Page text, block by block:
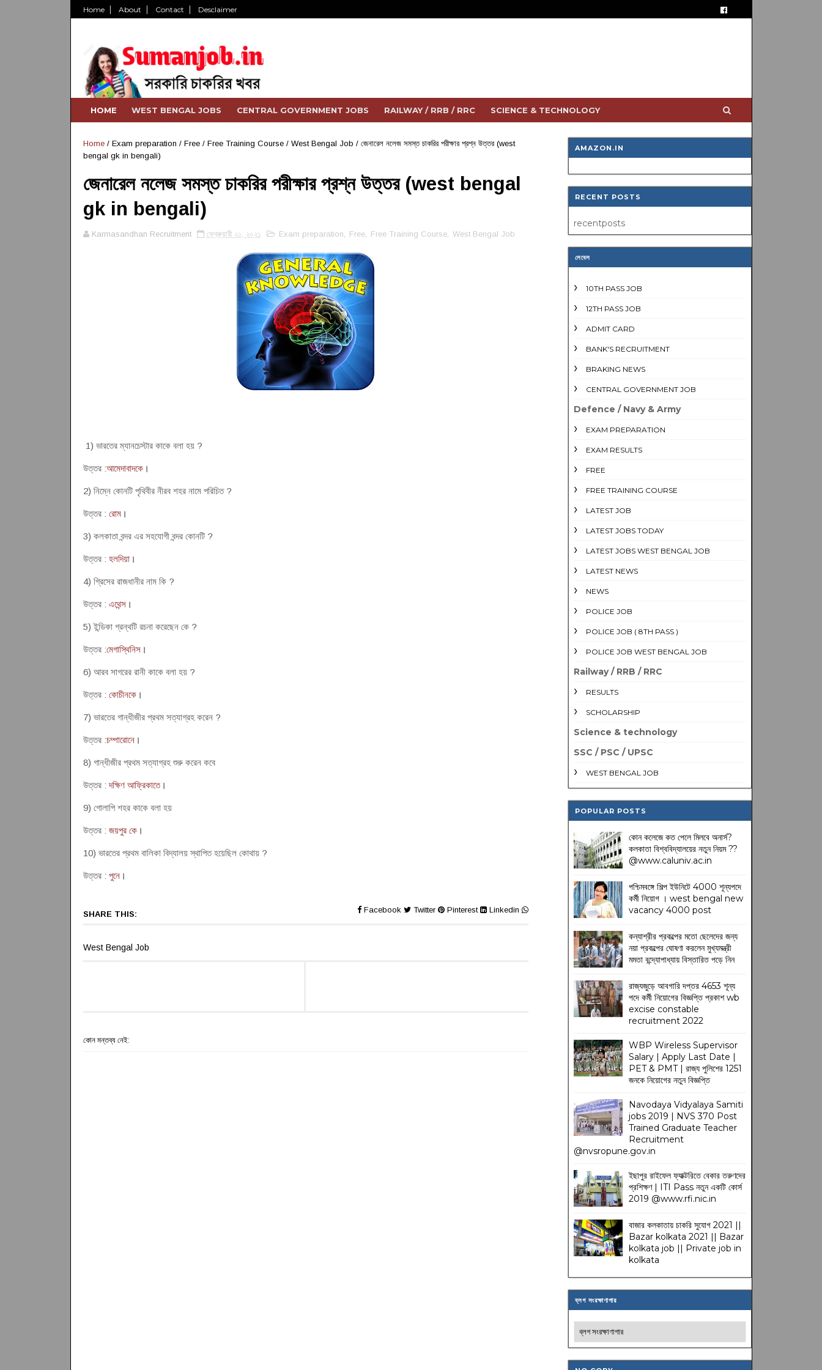
Home About Contact Desclaimer
HOME WEST BENGAL JOBS CENTRAL GOVERNMENT JOBS RAILWAY / RRB / RRC SCIENCE & TECHNOLOGY
Home/ Exam preparation / Free/ Free Training Course/ West Bengal Job / জেনারেল নলেজ সমস্ত চাকরির পরীক্ষার প্রশ্ন উত্তর (west
bengal gk in bengali)
জেনারেল নলেজ সমস্ত চাকরির পরীক্ষার প্রশ্ন উত্তর (west bengal
gk in bengali)
Karmasandhan Recruitment ফেব্রুয়ারী ২১, ২০২১ Exam preparation, Free, Free Training Course, West Bengal Job
1) ভারতের ম্যানচেস্টার কাকে বলা হয় ?
উত্তর :আমেদাবাদকে।
2) নিম্নে কোনটি পৃথিবীর নীরব শহর নামে পরিচিত ?
উত্তর : রোম।
3) কলকাতা বন্দর এর সহযোগী বন্দর কোনটি ?
উত্তর : হলদিয়া।
4) গ্রিসের রাজধানীর নাম কি ?
উত্তর : এথেন্স।
5) ইন্ডিকা গ্রন্থটি রচনা করেছেন কে ?
উত্তর :মেগাস্থিনিস।
6) আরব সাগরের রানী কাকে বলা হয় ?
উত্তর : কোচীনকে।
7) ভারতের গান্ধীজীর প্রথম সত্যাগ্রহ করেন ?
উত্তর :চম্পারোনে।
8) গান্ধীজীর প্রথম সত্যাগ্রহ শুরু করেন কবে
উত্তর : দক্ষিণ আফ্রিকাতে।
9) গোলাপি শহর কাকে বলা হয়
উত্তর : জয়পুর কে।
10) ভারতের প্রথম বালিকা বিদ্যালয় স্থাপিত হয়েছিল কোথায় ?
উত্তর : পুনে।
SHARE THIS: Facebook Twitter Pinterest Linkedin
West Bengal Job
কোন মন্তব্য নেই:
AMAZON.IN
RECENT POSTS
recentposts
লেবেল
10TH PASS JOB
12TH PASS JOB
ADMIT CARD
BANK'S RECRUITMENT
BRAKING NEWS
CENTRAL GOVERNMENT JOB
Defence / Navy & Army
EXAM PREPARATION
EXAM RESULTS
FREE
FREE TRAINING COURSE
LATEST JOB
LATEST JOBS TODAY
LATEST JOBS WEST BENGAL JOB
LATEST NEWS
NEWS
POLICE JOB
POLICE JOB ( 8TH PASS )
POLICE JOB WEST BENGAL JOB
Railway / RRB / RRC
RESULTS
SCHOLARSHIP
Science & technology
SSC / PSC / UPSC
WEST BENGAL JOB
POPULAR POSTS
কোন কলেজে কত পেলে মিলবে অনার্স?
কলকাতা বিশ্ববিদ্যালয়ের নতুন নিয়ম??
@www.caluniv.ac.in
পশ্চিমবঙ্গে শিল্প ইউনিটে 4000 শূন্যপদে
কর্মী নিয়োগ । west bengal new
vacancy 4000 post
কন্যাশ্রীর প্রকল্পের মতো ছেলেদের জন্য
নয়া প্রকল্পের ঘোষণা করলেন মুখ্যমন্ত্রী
মমতা বন্দ্যোপাধ্যায় বিস্তারিত পড়ে নিন
রাজ্যজুড়ে আবগারি দপ্তর 4653 শূন্য
পদে কর্মী নিয়োগের বিজ্ঞপ্তি প্রকাশ wb
excise constable
recruitment 2022
WBP Wireless Supervisor
Salary | Apply Last Date |
PET & PMT | রাজ্য পুলিশের 1251
জনকে নিয়োগের নতুন বিজ্ঞপ্তি
Navodaya Vidyalaya Samiti
jobs 2019 | NVS 370 Post
Trained Graduate Teacher
Recruitment
@nvsropune.gov.in
ইছাপুর রাইফেল ফ্যাক্টরিতে বেকার তরুণদের
প্রশিক্ষণ | ITI Pass নতুন একটি কোর্স
2019 @www.rfi.nic.in
বাজার কলকাতায় চাকরি সুযোগ 2021 ||
Bazar kolkata 2021 || Bazar
kolkata job || Private job in
kolkata
ব্লগ সংরক্ষাণাগার